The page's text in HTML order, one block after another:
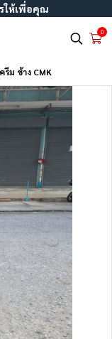
ให้เพื่อคุณ
0
ม ช้าง CMK